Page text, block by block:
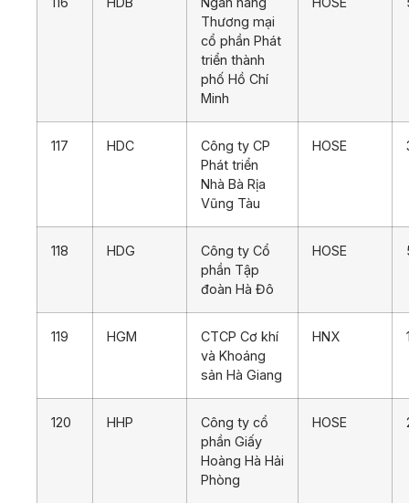
Thương mại
cổ phần Phát
triển thành
phố Hồ Chí
Minh
117 HDC
Công ty CP
Phát triển
Nhà Bà Rịa
Vũng Tàu
HOSE
118 HDG
Công ty Cổ
phần Tập
đoàn Hà Đô
HOSE
119 HGM
CTCP Cơ khí
và Khoáng
sản Hà Giang
HNX
120 HHP
Công ty cổ
phần Giấy
Hoàng Hà Hải
Phòng
HOSE